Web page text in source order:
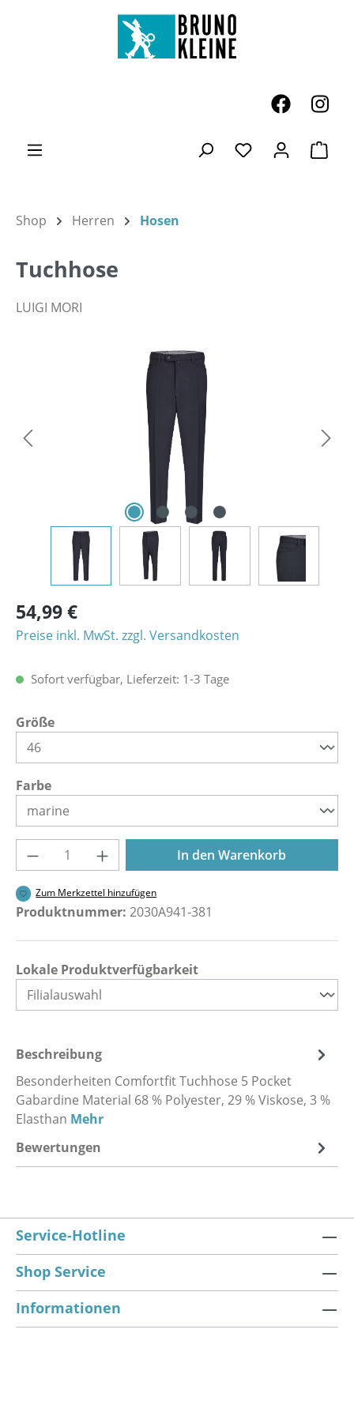
Zum Hauptinhalt springen
Du hast 0
Shop Herren Hosen
Tuchhose
LUIGI MORI
Bildergalerie überspringen
54,99 €
Preise inkl. MwSt. zzgl. Versandkosten
Sofort verfügbar, Lieferzeit: 1-3 Tage
Größeauswählen
Farbeauswählen
Produkt Anzahl: Gib den gewünschten
In den Warenkorb
Zum Merkzettel hinzufügen
Produktnummer: 2030A941-381
Lokale Produktverfügbarkeit
Beschreibung
Besonderheiten Comfortfit Tuchhose 5 Pocket
Gabardine Material 68 % Polyester, 29 % Viskose, 3 %
Elasthan Mehr
Bewertungen
Service-Hotline
Shop Service
Informationen